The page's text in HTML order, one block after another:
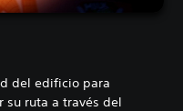
del edificio para
su ruta a través del